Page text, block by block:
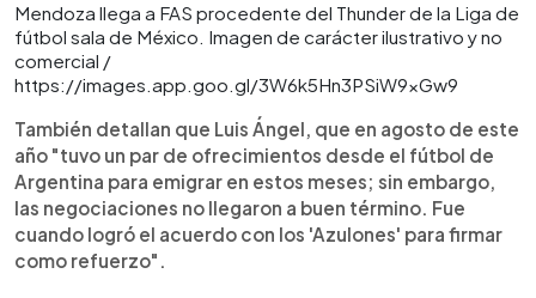
Mendoza llega a FAS procedente del Thunder de la Liga de
fútbol sala de México. Imagen de carácter ilustrativo y no
comercial /
https://images.app.goo.gl/3W6k5Hn3PSiW9xGw9
También detallan que Luis Ángel, que en agosto de este
año "tuvo un par de ofrecimientos desde el fútbol de
Argentina para emigrar en estos meses; sin embargo,
las negociaciones no llegaron a buen término. Fue
cuando logró el acuerdo con los 'Azulones' para firmar
como refuerzo".